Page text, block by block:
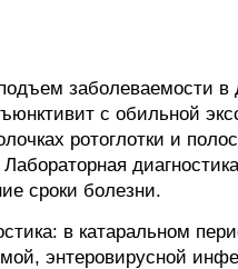
заболеваемости
с обильной
ротоглотки и
сроки болезни.
в катаральном
энтеровирусной